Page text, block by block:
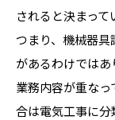
されると決まって
つまり、機械器
があるわけではあ
業務内容が重な
合は電気工事に分